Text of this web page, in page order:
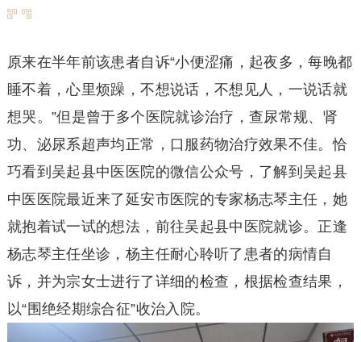
原来在半年前该患者自诉“小便涩痛，起夜多，每晚都
睡不着，心里烦躁，不想说话，不想见人，一说话就
想哭。”但是曾于多个医院就诊治疗，查尿常规、肾
功、泌尿系超声均正常，口服药物治疗效果不佳。恰
巧看到吴起县中医医院的微信公众号，了解到吴起县
中医医院最近来了延安市医院的专家杨志琴主任，她
就抱着试一试的想法，前往吴起县中医院就诊。正逢
杨志琴主任坐诊，杨主任耐心聆听了患者的病情自
诉，并为宗女士进行了详细的检查，根据检查结果，
以“围绝经期综合征”收治入院。